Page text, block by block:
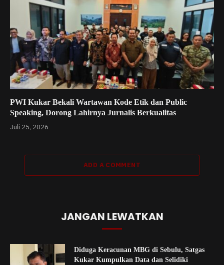
PWI Kukar Bekali Wartawan Kode Etik dan Public
Speaking, Dorong Lahirnya Jurnalis Berkualitas
Juli 25, 2026
ADD A COMMENT
JANGAN LEWATKAN
Diduga Keracunan MBG di Sebulu, Satgas
Kukar Kumpulkan Data dan Selidiki